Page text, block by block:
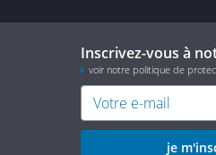
Inscrivez-vous à
voir notre politique de
je